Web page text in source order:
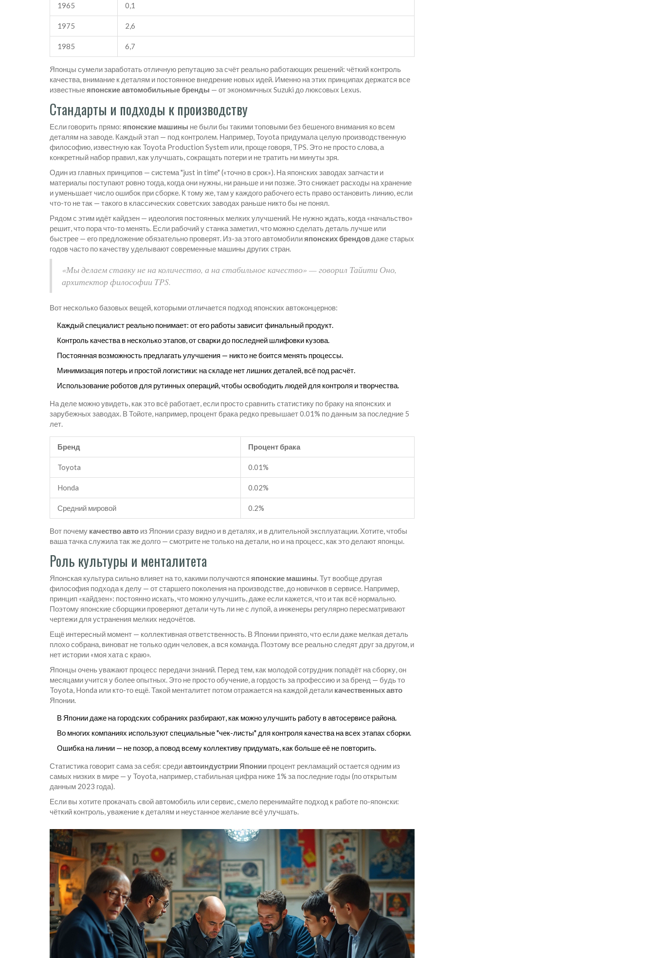
1965 0,1
1975 2,6
1985 6,7
Японцы сумели заработать отличную репутацию за счёт реально работающих решений: чёткий контроль
качества, внимание к деталям и постоянное внедрение новых идей. Именно на этих принципах держатся все
известныеяпонские автомобильные бренды — от экономичных Suzuki до люксовых Lexus.
Стандарты и подходы к производству
Если говорить прямо: японские машины не были бы такими топовыми без бешеного внимания ко всем
деталям на заводе. Каждый этап — под контролем. Например, Toyota придумала целую производственную
философию, известную как Toyota Production System или, проще говоря, TPS. Это не просто слова, а
конкретный набор правил, как улучшать, сокращать потери и не тратить ни минуты зря.
Один из главных принципов — система "just in time" («точно в срок»). На японских заводах запчасти и
материалы поступают ровно тогда, когда они нужны, ни раньше и ни позже. Это снижает расходы на хранение
и уменьшает число ошибок при сборке. К тому же, там у каждого рабочего есть право остановить линию, если
что-то не так — такого в классических советских заводах раньше никто бы не понял.
Рядом с этим идёт кайдзен — идеология постоянных мелких улучшений. Не нужно ждать, когда «начальство»
решит, что пора что-то менять. Если рабочий у станка заметил, что можно сделать деталь лучше или
быстрее — его предложение обязательно проверят. Из-за этого автомобилияпонских брендов даже старых
годов часто по качеству уделывают современные машины других стран.
«Мы делаем ставку не на количество, а на стабильное качество» — говорил Тайити Оно,
архитектор философии TPS.
Вот несколько базовых вещей, которыми отличается подход японских автоконцернов:
Каждый специалист реально понимает: от его работы зависит финальный продукт.
Контроль качества в несколько этапов, от сварки до последней шлифовки кузова.
Постоянная возможность предлагать улучшения — никто не боится менять процессы.
Минимизация потерь и простой логистики: на складе нет лишних деталей, всё под расчёт.
Использование роботов для рутинных операций, чтобы освободить людей для контроля и творчества.
На деле можно увидеть, как это всё работает, если просто сравнить статистику по браку на японских и
зарубежных заводах. В Тойоте, например, процент брака редко превышает 0.01% по данным за последние 5
лет.
Бренд Процент брака
Toyota 0.01%
Honda 0.02%
Средний мировой 0.2%
Вот почему качество авто из Японии сразу видно и в деталях, и в длительной эксплуатации. Хотите, чтобы
ваша тачка служила так же долго — смотрите не только на детали, но и на процесс, как это делают японцы.
Роль культуры и менталитета
Японская культура сильно влияет на то, какими получаются японские машины. Тут вообще другая
философия подхода к делу — от старшего поколения на производстве, до новичков в сервисе. Например,
принцип «кайдзен»: постоянно искать, что можно улучшить, даже если кажется, что и так всё нормально.
Поэтому японские сборщики проверяют детали чуть ли не с лупой, а инженеры регулярно пересматривают
чертежи для устранения мелких недочётов.
Ещё интересный момент — коллективная ответственность. В Японии принято, что если даже мелкая деталь
плохо собрана, виноват не только один человек, а вся команда. Поэтому все реально следят друг за другом, и
нет истории «моя хата с краю».
Японцы очень уважают процесс передачи знаний. Перед тем, как молодой сотрудник попадёт на сборку, он
месяцами учится у более опытных. Это не просто обучение, а гордость за профессию и за бренд — будь то
Toyota, Honda или кто-то ещё. Такой менталитет потом отражается на каждой детали качественных авто
Японии.
В Японии даже на городских собраниях разбирают, как можно улучшить работу в автосервисе района.
Во многих компаниях используют специальные "чек-листы" для контроля качества на всех этапах сборки.
Ошибка на линии — не позор, а повод всему коллективу придумать, как больше её не повторить.
Статистика говорит сама за себя: средиавтоиндустрии Японии процент рекламаций остается одним из
самых низких в мире — у Toyota, например, стабильная цифра ниже 1% за последние годы (по открытым
данным 2023 года).
Если вы хотите прокачать свой автомобиль или сервис, смело перенимайте подход к работе по-японски:
чёткий контроль, уважение к деталям и неустанное желание всё улучшать.